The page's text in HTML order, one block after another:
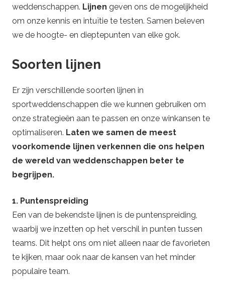
weddenschappen. Lijnen geven ons de mogelijkheid
om onze kennis en intuïtie te testen. Samen beleven
we de hoogte- en dieptepunten van elke gok.
Soorten lijnen
Er zijn verschillende soorten lijnen in
sportweddenschappen die we kunnen gebruiken om
onze strategieën aan te passen en onze winkansen te
optimaliseren. Laten we samen de meest
voorkomende lijnen verkennen die ons helpen
de wereld van weddenschappen beter te
begrijpen.
1. Puntenspreiding
Een van de bekendste lijnen is de puntenspreiding,
waarbij we inzetten op het verschil in punten tussen
teams. Dit helpt ons om niet alleen naar de favorieten
te kijken, maar ook naar de kansen van het minder
populaire team.